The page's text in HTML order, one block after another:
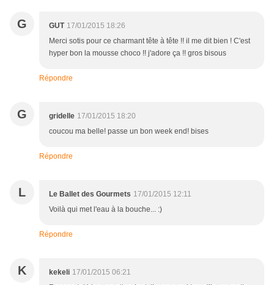
G GUT 17/01/2015 18:26
Merci sotis pour ce charmant tête à tête !! il me dit bien ! C'est
hyper bon la mousse choco !! j'adore ça !! gros bisous
Répondre
G gridelle 17/01/2015 18:20
coucou ma belle! passe un bon week end! bises
Répondre
L Le Ballet des Gourmets 17/01/2015 12:11
Voilà qui met l'eau à la bouche... :)
Répondre
K kekeli 17/01/2015 06:21